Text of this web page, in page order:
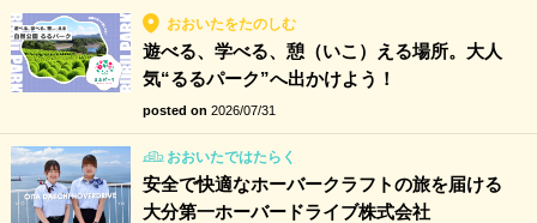
おおいたをたのしむ
遊べる、学べる、憩（いこ）える場所。大人
気“るるパーク”へ出かけよう！
posted on 2026/07/31
おおいたではたらく
安全で快適なホーバークラフトの旅を届ける
大分第一ホーバードライブ株式会社